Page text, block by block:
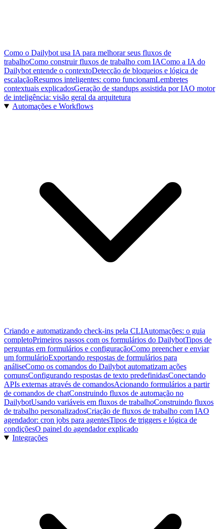
Como o Dailybot usa IA para melhorar seus fluxos de
trabalhoComo construir fluxos de trabalho com IAComo a IA do
Dailybot entende o contextoDetecção de bloqueios e lógica de
escalaçãoResumos inteligentes: como funcionamLembretes
contextuais explicadosGeração de standups assistida por IAO motor
de inteligência: visão geral da arquitetura
Automações e Workflows
Criando e automatizando check-ins pela CLIAutomações: o guia
completoPrimeiros passos com os formulários do DailybotTipos de
perguntas em formulários e configuraçãoComo preencher e enviar
um formulárioExportando respostas de formulários para
análiseComo os comandos do Dailybot automatizam ações
comunsConfigurando respostas de texto predefinidasConectando
APIs externas através de comandosAcionando formulários a partir
de comandos de chatConstruindo fluxos de automação no
DailybotUsando variáveis em fluxos de trabalhoConstruindo fluxos
de trabalho personalizadosCriação de fluxos de trabalho com IAO
agendador: cron jobs para agentesTipos de triggers e lógica de
condiçõesO painel do agendador explicado
Integrações